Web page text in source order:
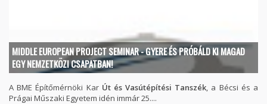
MIDDLE EUROPEAN PROJECT SEMINAR - GYERE ÉS PRÓBÁLD KI MAGAD
EGY NEMZETKÖZI CSAPATBAN!
A BME Építőmérnöki Kar Út és Vasútépítési Tanszék, a Bécsi és a
Prágai Műszaki Egyetem idén immár 25....